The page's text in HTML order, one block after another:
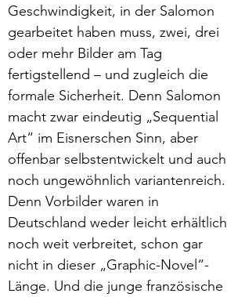
Geschwindigkeit, in der Salomon
gearbeitet haben muss, zwei, drei
oder mehr Bilder am Tag
fertigstellend – und zugleich die
formale Sicherheit. Denn Salomon
macht zwar eindeutig „Sequential
Art“ im Eisnerschen Sinn, aber
offenbar selbstentwickelt und auch
noch ungewöhnlich variantenreich.
Denn Vorbilder waren in
Deutschland weder leicht erhältlich
noch weit verbreitet, schon gar
nicht in dieser „Graphic-Novel“-
Länge. Und die junge französische